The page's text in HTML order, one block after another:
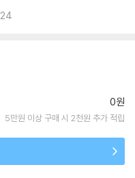
24
0원
5만원 이상 구매 시 2천원 추가 적립